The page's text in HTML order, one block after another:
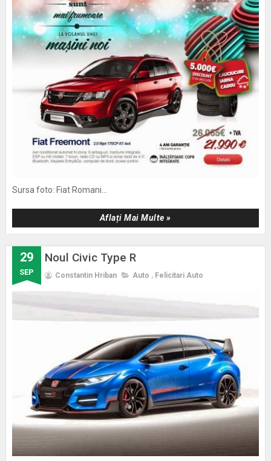
Sursa foto: Fiat Romani...
Aflați Mai Multe »
29
SEP
Noul Civic Type R
Constantin Hriban Auto , Felicitari Auto